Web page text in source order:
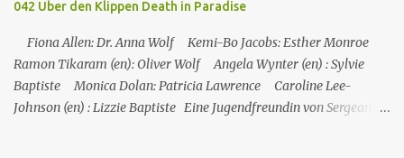
Eingewickelt Serie Burn notice Staffel Staffel 1 Nr. (St.) 10 Original­
titel False Flag Erstaus­strahlung USA 13. Sep. 2007 Deutsch­
sprachige Erstaus­strahl...
042 Über den Klippen Death in Paradise
Fiona Allen: Dr. Anna Wolf Kemi-Bo Jacobs: Esther Monroe
Ramon Tikaram (en): Oliver Wolf Angela Wynter (en) : Sylvie
Baptiste Monica Dolan: Patricia Lawrence Caroline Lee-
Johnson (en) : Lizzie Baptiste Eine Jugendfreundin von Sergeant